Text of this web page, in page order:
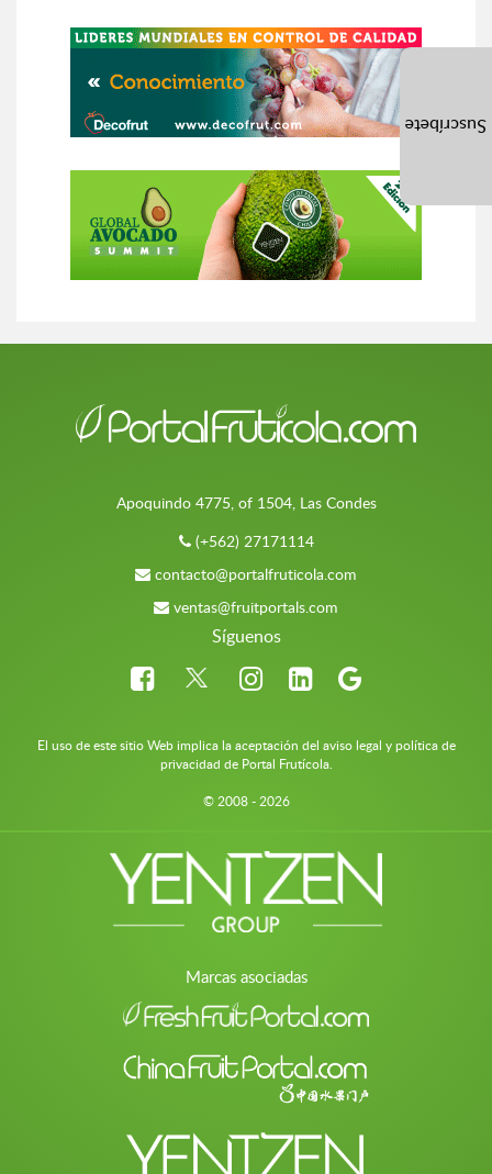
Apoquindo 4775, of 1504, Las Condes
(+562) 27171114
contacto@portalfruticola.com
ventas@fruitportals.com
Síguenos
El uso de este sitio Web implica la aceptación del aviso legal y política de
privacidad de Portal Frutícola.
© 2008 - 2026
Marcas asociadas
Suscríbete